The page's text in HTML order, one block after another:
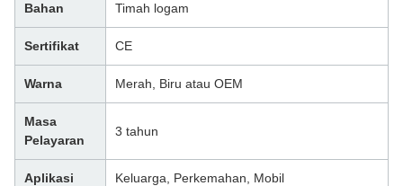
Bahan Timah logam
Sertifikat CE
Warna Merah, Biru atau OEM
Masa
Pelayaran
3 tahun
Aplikasi Keluarga, Perkemahan, Mobil